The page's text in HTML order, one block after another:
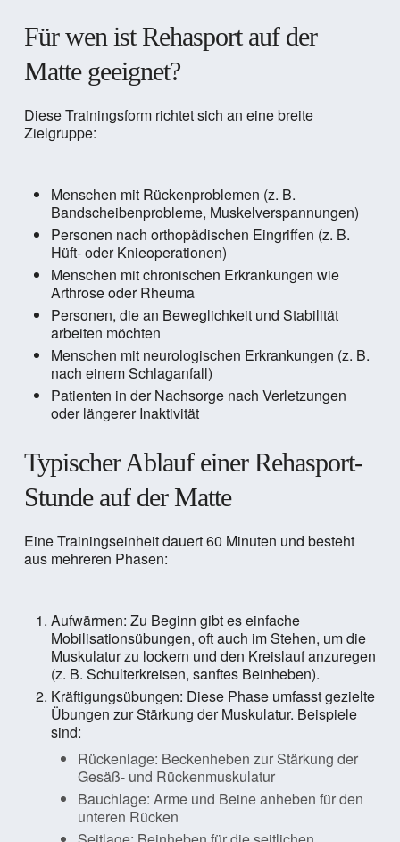
Für wen ist Rehasport auf der
Matte geeignet?
Diese Trainingsform richtet sich an eine breite
Zielgruppe:
Menschen mit Rückenproblemen (z. B.
Bandscheibenprobleme, Muskelverspannungen)
Personen nach orthopädischen Eingriffen (z. B.
Hüft- oder Knieoperationen)
Menschen mit chronischen Erkrankungen wie
Arthrose oder Rheuma
Personen, die an Beweglichkeit und Stabilität
arbeiten möchten
Menschen mit neurologischen Erkrankungen (z. B.
nach einem Schlaganfall)
Patienten in der Nachsorge nach Verletzungen
oder längerer Inaktivität
Typischer Ablauf einer Rehasport-
Stunde auf der Matte
Eine Trainingseinheit dauert 60 Minuten und besteht
aus mehreren Phasen:
Aufwärmen: Zu Beginn gibt es einfache
Mobilisationsübungen, oft auch im Stehen, um die
Muskulatur zu lockern und den Kreislauf anzuregen
(z. B. Schulterkreisen, sanftes Beinheben).
Kräftigungsübungen: Diese Phase umfasst gezielte
Übungen zur Stärkung der Muskulatur. Beispiele
sind:
Rückenlage: Beckenheben zur Stärkung der
Gesäß- und Rückenmuskulatur
Bauchlage: Arme und Beine anheben für den
unteren Rücken